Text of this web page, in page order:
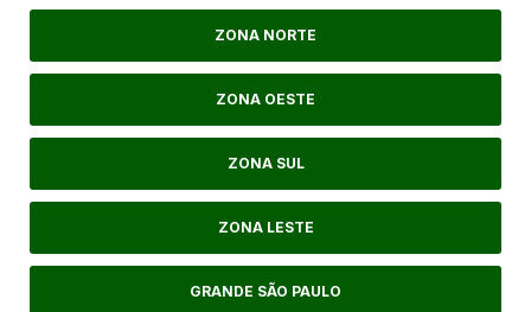
ZONA NORTE
ZONA OESTE
ZONA SUL
ZONA LESTE
GRANDE SÃO PAULO